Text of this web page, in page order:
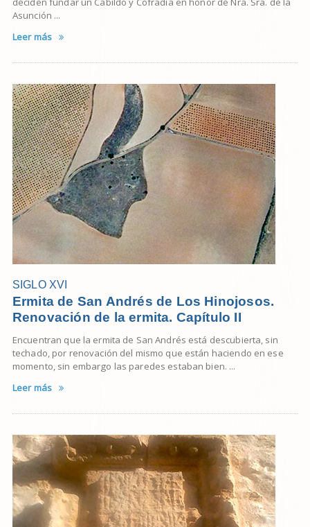
Asunción ...
Leer más
SIGLO XVI
Ermita de San Andrés de Los Hinojosos.
Renovación de la ermita. Capítulo II
Encuentran que la ermita de San Andrés está descubierta, sin
techado, por renovación del mismo que están haciendo en ese
momento, sin embargo las paredes estaban bien. ...
Leer más